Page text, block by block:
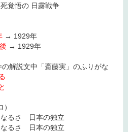
覚悟の 日露戦争
→ 1929年
→ 1929年
解説文中「斎藤実」のふりがな
るさ 日本の独立
るさ 日本の独立